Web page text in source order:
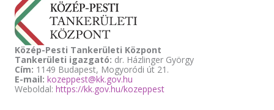
Közép-Pesti Tankerületi Központ
Tankerületi igazgató: dr. Házlinger György
Cím: 1149 Budapest, Mogyoródi út 21.
E-mail: kozeppest@kk.gov.hu
Weboldal: https://kk.gov.hu/kozeppest